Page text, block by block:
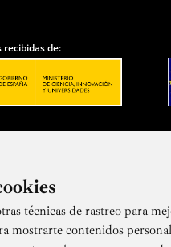
técnicas de rastreo para
mostrarte contenidos
recibidas de:
a nuestra newsletter